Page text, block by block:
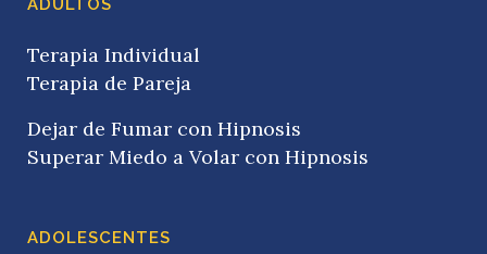
ADULTOS
Terapia Individual
Terapia de Pareja
Dejar de Fumar con Hipnosis
Superar Miedo a Volar con Hipnosis
ADOLESCENTES